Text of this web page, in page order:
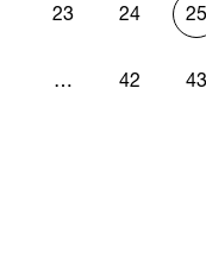
23 24 25
… 42 43